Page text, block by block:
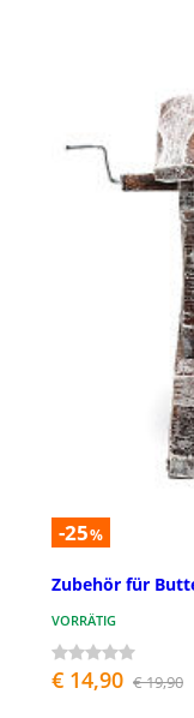
-25%
Zubehör für
VORRÄTIG
€ 14,90 € 19,90